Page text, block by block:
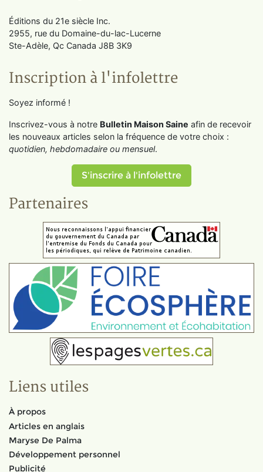
Éditions du 21e siècle Inc.
2955, rue du Domaine-du-lac-Lucerne
Ste-Adèle, Qc Canada J8B 3K9
Inscription à l'infolettre
Soyez informé !
Inscrivez-vous à notre Bulletin Maison Saine afin de recevoir
les nouveaux articles selon la fréquence de votre choix :
quotidien, hebdomadaire ou mensuel.
S'inscrire à l'infolettre
Partenaires
Liens utiles
À propos
Articles en anglais
Maryse De Palma
Développement personnel
Publicité